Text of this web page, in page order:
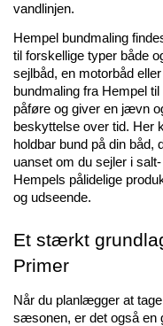
vandlinjen.
Hempel bundmaling
til forskellige typer både
sejlbåd, en motorbåd
bundmaling fra Hempel
påføre og giver en jævn
beskyttelse over tid. Her
holdbar bund på din
uanset om du sejler i
Hempels pålidelige
og udseende.
Et stærkt
Primer
Når du planlægger at
sæsonen, er det også en